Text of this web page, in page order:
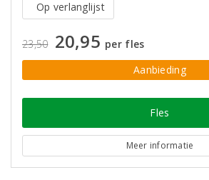
Op verlanglijst
23,50 20,95 per fles
Aanbieding
Fles
Meer informatie